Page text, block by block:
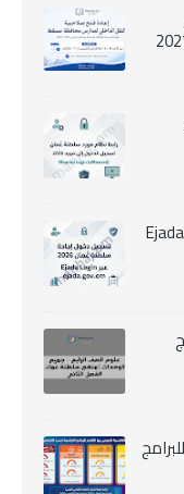
تسجيل دخول إجادة سلطنة عمان 2026 | Ejada